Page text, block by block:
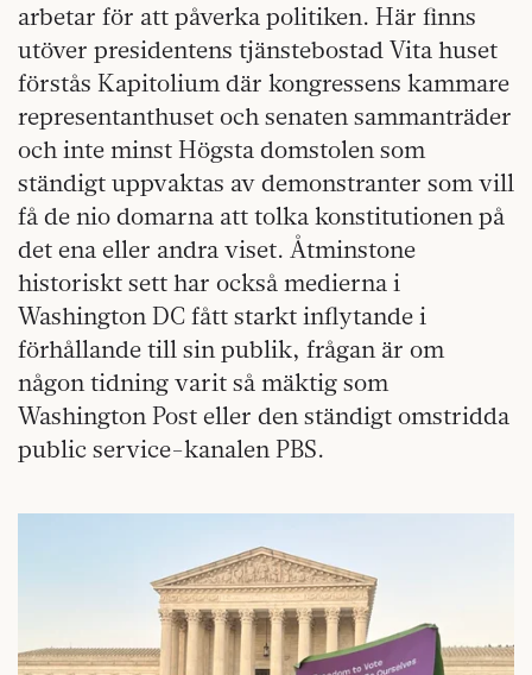
arbetar för att påverka politiken. Här finns
utöver presidentens tjänstebostad Vita huset
förstås Kapitolium där kongressens kammare
representanthuset och senaten sammanträder
och inte minst Högsta domstolen som
ständigt uppvaktas av demonstranter som vill
få de nio domarna att tolka konstitutionen på
det ena eller andra viset. Åtminstone
historiskt sett har också medierna i
Washington DC fått starkt inflytande i
förhållande till sin publik, frågan är om
någon tidning varit så mäktig som
Washington Post eller den ständigt omstridda
public service-kanalen PBS.